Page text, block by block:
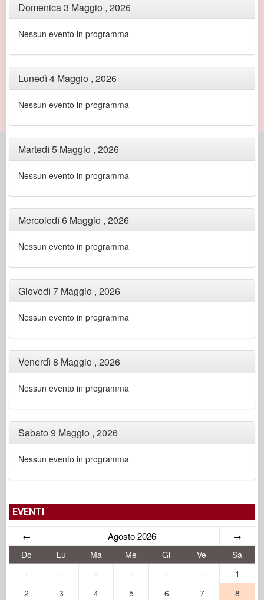
Domenica 3 Maggio , 2026
Nessun evento in programma
Lunedì 4 Maggio , 2026
Nessun evento in programma
Martedì 5 Maggio , 2026
Nessun evento in programma
Mercoledì 6 Maggio , 2026
Nessun evento in programma
Giovedì 7 Maggio , 2026
Nessun evento in programma
Venerdì 8 Maggio , 2026
Nessun evento in programma
Sabato 9 Maggio , 2026
Nessun evento in programma
EVENTI
← Agosto 2026 →
Do Lu Ma Me Gi Ve
Sa
·
· · · · ·
1
2
3 4 5 6 7 8